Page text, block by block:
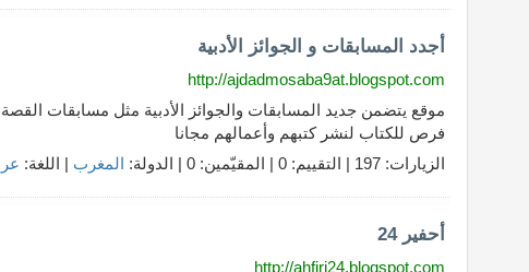
أجدد المسابقات و الجوائز الأدبية
http://ajdadmosaba9at.blogspot.com
موقع يتضمن جديد المسابقات والجوائز الأدبية مثل مسابقات
فرص للكتاب لنشر كتبهم وأعمالهم مجانا
الزيارات: 197 | التقييم: 0 | المقيّمين: 0 | الدولة:
المغرب | اللغة:
أحفير 24
http://ahfiri24.blogspot.com